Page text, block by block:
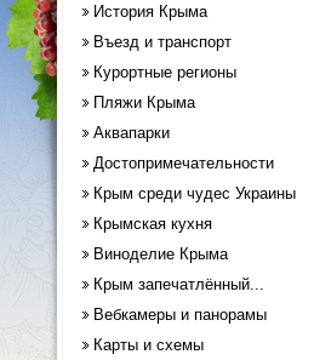
История Крыма
Въезд и транспорт
Курортные регионы
Пляжи Крыма
Аквапарки
Достопримечательности
Крым среди чудес Украины
Крымская кухня
Виноделие Крыма
Крым запечатлённый...
Вебкамеры и панорамы
Карты и схемы